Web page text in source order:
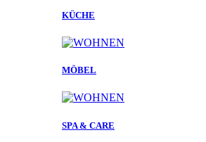
KÜCHE
MÖBEL
SPA & CARE